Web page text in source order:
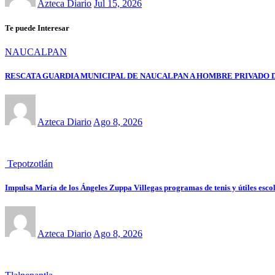
Azteca Diario Jul 15, 2026
Te puede Interesar
NAUCALPAN
RESCATA GUARDIA MUNICIPAL DE NAUCALPAN A HOMBRE PRIVADO
Azteca Diario Ago 8, 2026
Tepotzotlán
Impulsa María de los Ángeles Zuppa Villegas programas de tenis y útiles
Azteca DiarioAgo 8, 2026